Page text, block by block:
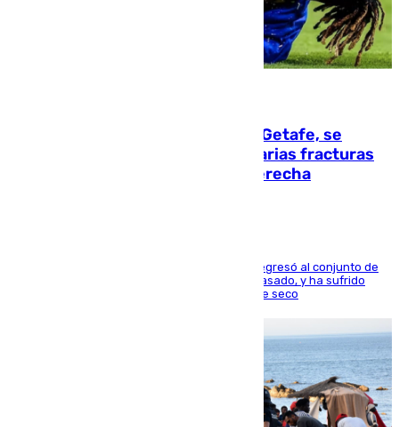
Christantus Uche, delantero del Getafe, se
perderá toda la temporada por varias fracturas
en los ligamentos de su rodilla derecha
El centrocampista reconvertido en atacante regresó al conjunto de
la capital, después de salir obligado el curso pasado, y ha sufrido
una lesión que lo mantendrá un año en el dique seco